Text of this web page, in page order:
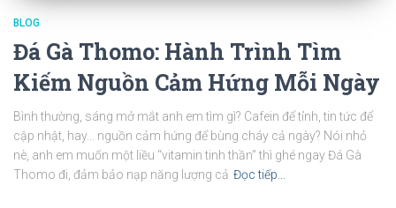
BLOG
Đá Gà Thomo: Hành Trình Tìm
Kiếm Nguồn Cảm Hứng Mỗi Ngày
Bình thường, sáng mở mắt anh em tìm gì? Cafein để tỉnh, tin tức để
cập nhật, hay… nguồn cảm hứng để bùng cháy cả ngày? Nói nhỏ
nè, anh em muốn một liều “vitamin tinh thần” thì ghé ngay Đá Gà
Thomo đi, đảm bảo nạp năng lượng cả Đọc tiếp…